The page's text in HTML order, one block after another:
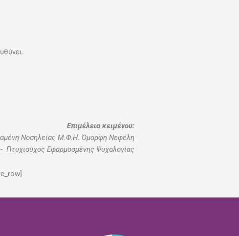
Επιμέλεια κειμένου:
Νοσηλείας Μ.Φ.Η. Όμορφη Νεφέλη
Πτυχιούχος Εφαρμοσμένης Ψυχολογίας